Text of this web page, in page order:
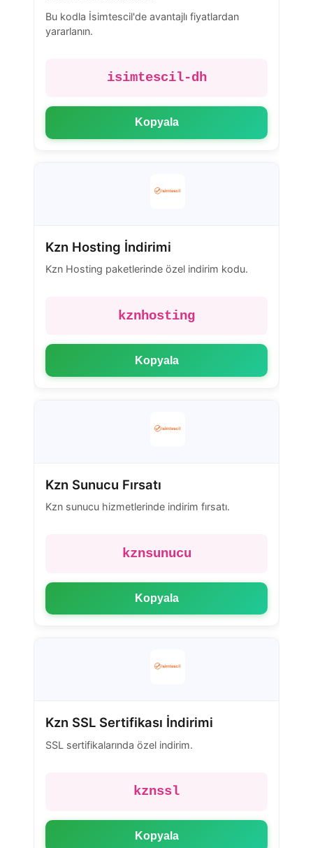
Bu kodla İsimtescil'de avantajlı fiyatlardan
yararlanın.
isimtescil-dh
Kopyala
Kzn Hosting İndirimi
Kzn Hosting paketlerinde özel indirim kodu.
kznhosting
Kopyala
Kzn Sunucu Fırsatı
Kzn sunucu hizmetlerinde indirim fırsatı.
kznsunucu
Kopyala
Kzn SSL Sertifikası İndirimi
SSL sertifikalarında özel indirim.
kznssl
Kopyala